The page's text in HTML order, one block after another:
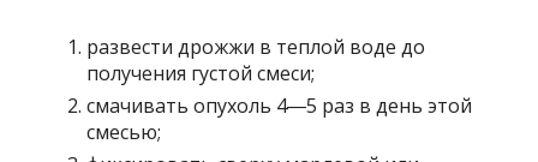
развести дрожжи в теплой воде до
получения густой смеси;
смачивать опухоль 4―5 раз в день этой
смесью;